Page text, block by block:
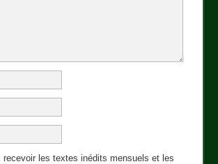
recevoir les textes inédits mensuels et les